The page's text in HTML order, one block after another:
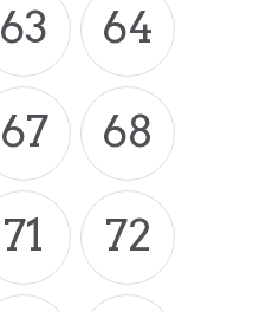
63
64
67
68
71
72